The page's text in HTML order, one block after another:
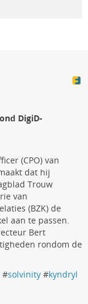
DigiD-
(CPO) van
dat hij
Trouw
van
(BZK) de
aan te passen.
Bert
rondom de
#solvinity #kyndryl